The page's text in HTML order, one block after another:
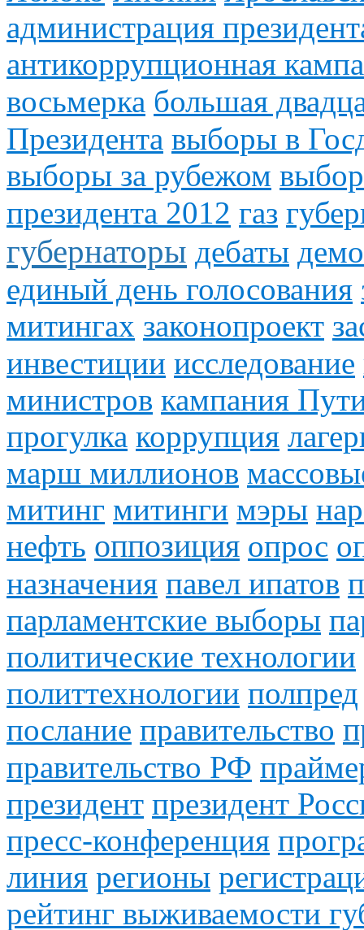
администрация
антикоррупционная
восьмерка большая
Президента выборы в
выборы за рубежом
президента 2012 газ
губернаторы дебаты
единый день голосования
митингах законопроект
инвестиции исследование
министров кампания
прогулка коррупция
марш миллионов
митинг митинги мэры
нефть оппозиция опрос
назначения павел ипатов
парламентские выборы
политические технологии
политтехнологии полпред
послание правительство
правительство РФ
президент президент
пресс-конференция
линия регионы
рейтинг выживаемости